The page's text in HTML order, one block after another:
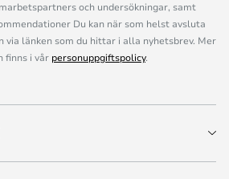
och undersökningar, samt
Du kan när som helst avsluta
via länken som du hittar i alla nyhetsbrev. Mer
finns i vår personuppgiftspolicy.